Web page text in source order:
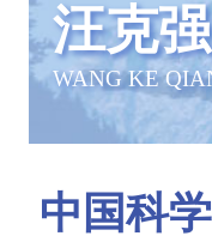
汪克强
WANG KE
中国科